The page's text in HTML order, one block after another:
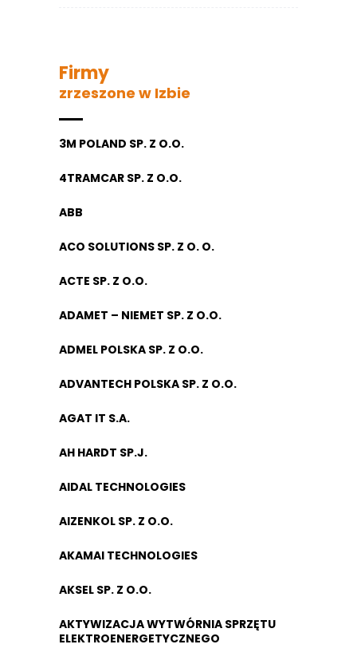
Firmy
zrzeszone w Izbie
3M POLAND SP. Z O.O.
4TRAMCAR SP. Z O.O.
ABB
ACO SOLUTIONS SP. Z O. O.
ACTE SP. Z O.O.
ADAMET – NIEMET SP. Z O.O.
ADMEL POLSKA SP. Z O.O.
ADVANTECH POLSKA SP. Z O.O.
AGAT IT S.A.
AH HARDT SP.J.
AIDAL TECHNOLOGIES
AIZENKOL SP. Z O.O.
AKAMAI TECHNOLOGIES
AKSEL SP. Z O.O.
AKTYWIZACJA WYTWÓRNIA SPRZĘTU
ELEKTROENERGETYCZNEGO